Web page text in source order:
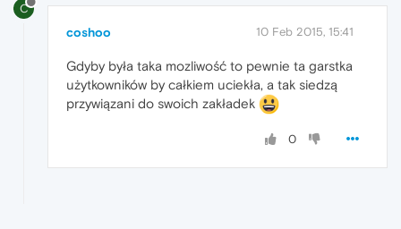
C
coshoo 10 Feb 2015, 15:41
Gdyby była taka mozliwość to pewnie ta garstka
użytkowników by całkiem uciekła, a tak siedzą
przywiązani do swoich zakładek
0